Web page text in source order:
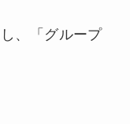
、「グループ